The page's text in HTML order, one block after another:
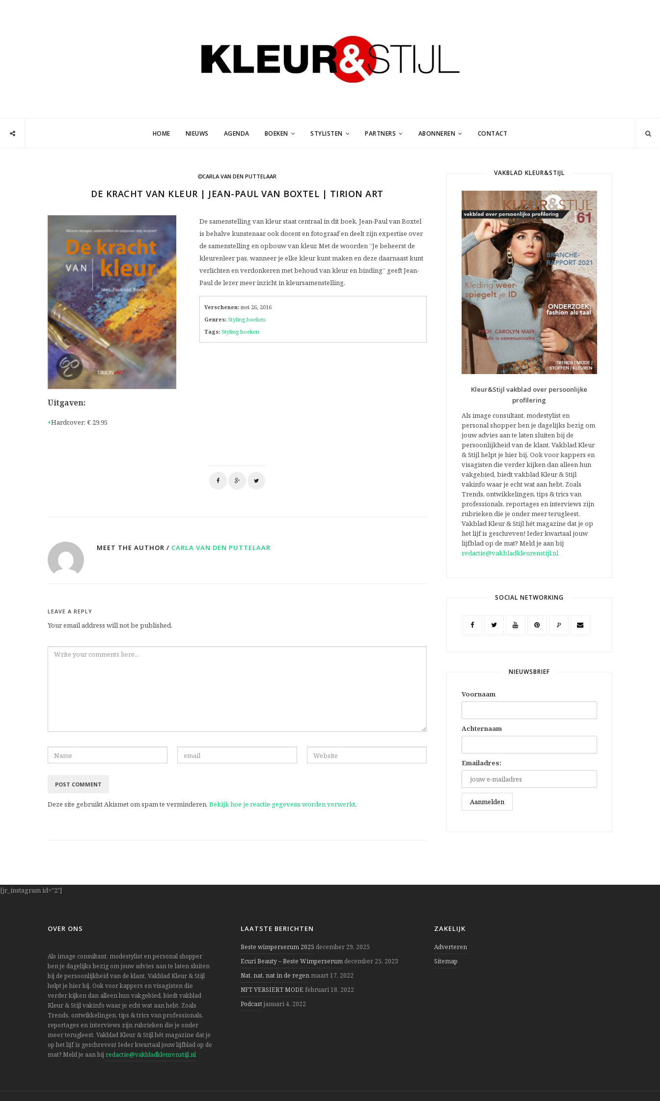
HOME NIEUWS AGENDA BOEKEN STYLISTEN PARTNERS ABONNEREN CONTACT
CARLA VAN DEN PUTTELAAR
DE KRACHT VAN KLEUR | JEAN-PAUL VAN BOXTEL | TIRION ART
Uitgaven:
Hardcover: € 29,95
De samenstelling van kleur staat centraal in dit boek. Jean-Paul van Boxtel
is behalve kunstenaar ook docent en fotograaf en deelt zijn expertise over
de samenstelling en opbouw van kleur. Met de woorden “Je beheerst de
kleurenleer pas, wanneer je elke kleur kunt maken en deze daarnaast kunt
verlichten en verdonkeren met behoud van kleur en binding” geeft Jean-
Paul de lezer meer inzicht in kleursamenstelling.
Verschenen: mei 26, 2016
Genres: Styling boeken
Tags: Styling boeken
MEET THE AUTHOR / CARLA VAN DEN PUTTELAAR
LEAVE A REPLY
Your email address will not be published.
Deze site gebruikt Akismet om spam te verminderen. Bekijk hoe je reactie gegevens worden verwerkt.
VAKBLAD KLEUR&STIJL
Kleur&Stijl vakblad over persoonlijke
profilering
Als image consultant, modestylist en
personal shopper ben je dagelijks bezig om
jouw advies aan te laten sluiten bij de
persoonlijkheid van de klant. Vakblad Kleur
& Stijl helpt je hier bij. Ook voor kappers en
visagisten die verder kijken dan alleen hun
vakgebied, biedt vakblad Kleur & Stijl
vakinfo waar je echt wat aan hebt. Zoals
Trends, ontwikkelingen, tips & trics van
professionals, reportages en interviews zijn
rubrieken die je onder meer terugleest.
Vakblad Kleur & Stijl hét magazine dat je op
het lijf is geschreven! Ieder kwartaal jouw
lijfblad op de mat? Meld je aan bij
redactie@vakbladkleurenstijl.nl
SOCIAL NETWORKING
P
NIEUWSBRIEF
Voornaam
Achternaam
Emailadres:
[jr_instagram id="2"]
OVER ONS
Als image consultant, modestylist en personal shopper
ben je dagelijks bezig om jouw advies aan te laten sluiten
bij de persoonlijkheid van de klant. Vakblad Kleur & Stijl
helpt je hier bij. Ook voor kappers en visagisten die
verder kijken dan alleen hun vakgebied, biedt vakblad
Kleur & Stijl vakinfo waar je echt wat aan hebt. Zoals
Trends, ontwikkelingen, tips & trics van professionals,
reportages en interviews zijn rubrieken die je onder
meer terugleest. Vakblad Kleur & Stijl hét magazine dat je
op het lijf is geschreven! Ieder kwartaal jouw lijfblad op de
mat? Meld je aan bij redactie@vakbladkleurenstijl.nl
LAATSTE BERICHTEN
Beste wimperserum 2025 december 29, 2025
Ecuri Beauty – Beste Wimperserum december 25, 2023
Nat, nat, nat in de regen maart 17, 2022
NFT VERSIERT MODEfebruari 18, 2022
Podcastjanuari 4, 2022
ZAKELIJK
Adverteren
Sitemap